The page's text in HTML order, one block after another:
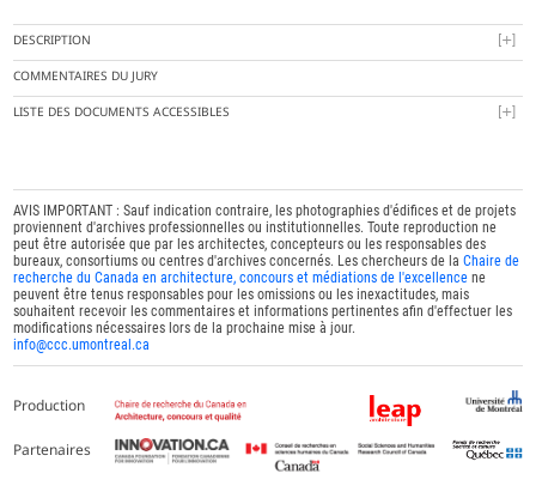
DESCRIPTION
COMMENTAIRES DU JURY
LISTE DES DOCUMENTS ACCESSIBLES
AVIS IMPORTANT : Sauf indication contraire, les photographies d'édifices et de projets
proviennent d'archives professionnelles ou institutionnelles. Toute reproduction ne
peut être autorisée que par les architectes, concepteurs ou les responsables des
bureaux, consortiums ou centres d'archives concernés. Les chercheurs de laChaire de
recherche du Canada en architecture, concours et médiations de l'excellence ne
peuvent être tenus responsables pour les omissions ou les inexactitudes, mais
souhaitent recevoir les commentaires et informations pertinentes afin d'effectuer les
modifications nécessaires lors de la prochaine mise à jour.
info@ccc.umontreal.ca
Production
Partenaires